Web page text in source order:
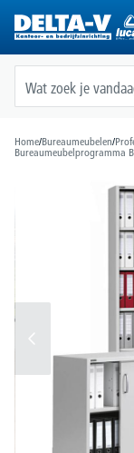
Home/Bureaumeubelen/
Bureaumeubelprogramma
Afbeeldingengalerij